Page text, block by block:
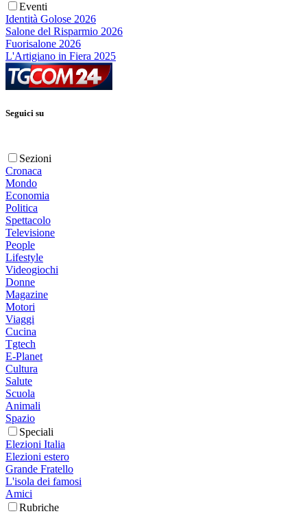
Eventi
Identità Golose 2026
Salone del Risparmio 2026
Fuorisalone 2026
L'Artigiano in Fiera 2025
Seguici su
Sezioni
Cronaca
Mondo
Economia
Politica
Spettacolo
Televisione
People
Lifestyle
Videogiochi
Donne
Magazine
Motori
Viaggi
Cucina
Tgtech
E-Planet
Cultura
Salute
Scuola
Animali
Spazio
Speciali
Elezioni Italia
Elezioni estero
Grande Fratello
L'isola dei famosi
Amici
Rubriche